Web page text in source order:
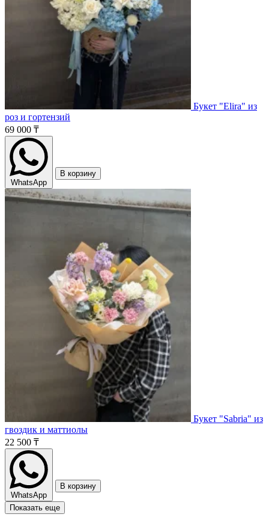
Букет "Elira" из
роз и гортензий
69 000 ₸
WhatsApp
В корзину
Букет "Sabria" из
гвоздик и маттиолы
22 500 ₸
WhatsApp
В корзину
Показать еще